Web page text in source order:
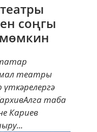
соңгы
театры
таба
Кариев